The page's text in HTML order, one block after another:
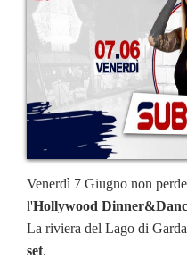
Venerdì 7 Giugno non
l'Hollywood
La riviera del Lago di
set.